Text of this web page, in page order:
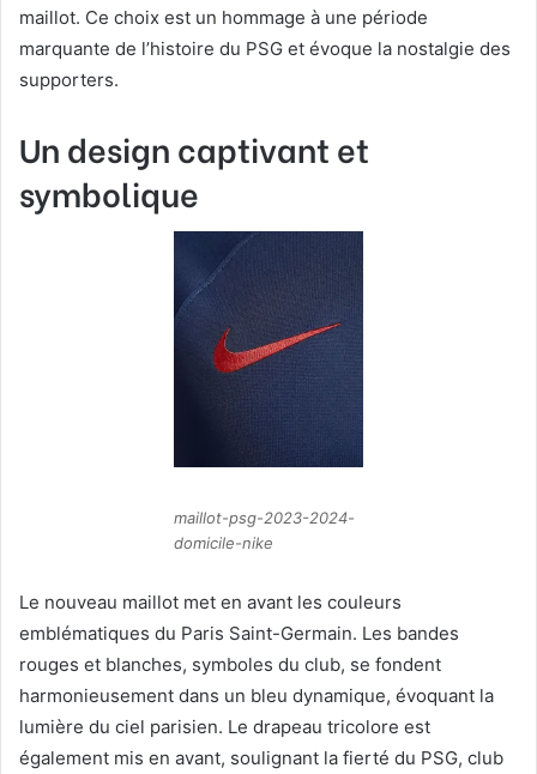
maillot. Ce choix est un hommage à une période
marquante de l’histoire du PSG et évoque la nostalgie des
supporters.
Un design captivant et
symbolique
maillot-psg-2023-2024-
domicile-nike
Le nouveau maillot met en avant les couleurs
emblématiques du Paris Saint-Germain. Les bandes
rouges et blanches, symboles du club, se fondent
harmonieusement dans un bleu dynamique, évoquant la
lumière du ciel parisien. Le drapeau tricolore est
également mis en avant, soulignant la fierté du PSG, club